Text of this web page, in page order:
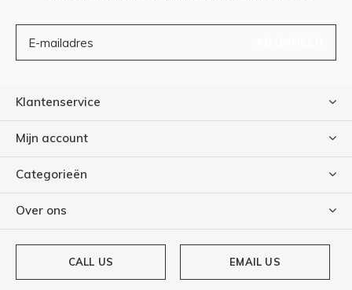
Klantenservice
Mijn account
Categorieën
Over ons
CALL US EMAIL US